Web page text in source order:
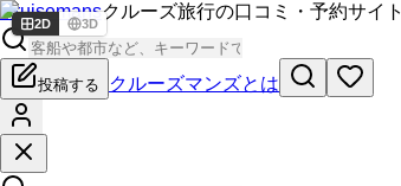
Cruisemansクルーズ旅行の口コミ・予約サイト
投稿する クルーズマンズとは
2D 3D